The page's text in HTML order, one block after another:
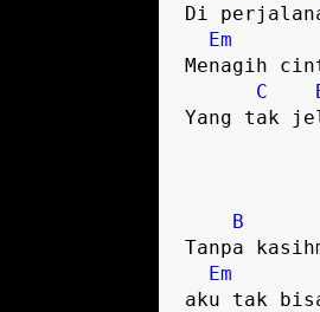
Di
Em
Menagih
C
Yang tak
B
Tanpa
Em
aku tak